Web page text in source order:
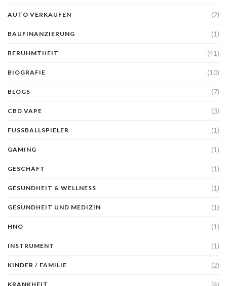
AUTO VERKAUFEN (2)
BAUFINANZIERUNG (1)
BERUHMTHEIT (41)
BIOGRAFIE (10)
BLOGS (7)
CBD VAPE (3)
FUSSBALLSPIELER (1)
GAMING (1)
GESCHÄFT (1)
GESUNDHEIT & WELLNESS (1)
GESUNDHEIT UND MEDIZIN (1)
HNO (1)
INSTRUMENT (1)
KINDER / FAMILIE (2)
KRANKHEIT (4)